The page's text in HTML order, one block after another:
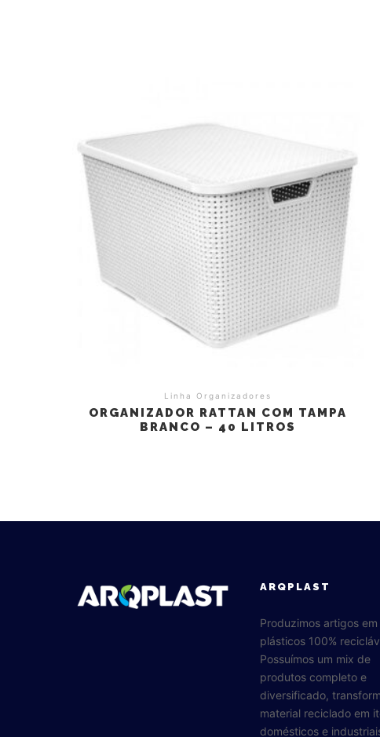
Linha Organizadores
ORGANIZADOR RATTAN COM TAMPA
BRANCO – 40 LITROS
ARQPLAST
Produzimos artigos em
plásticos 100%
Possuímos um mix de
produtos completo e
diversificado,
material reciclado em
domésticos e